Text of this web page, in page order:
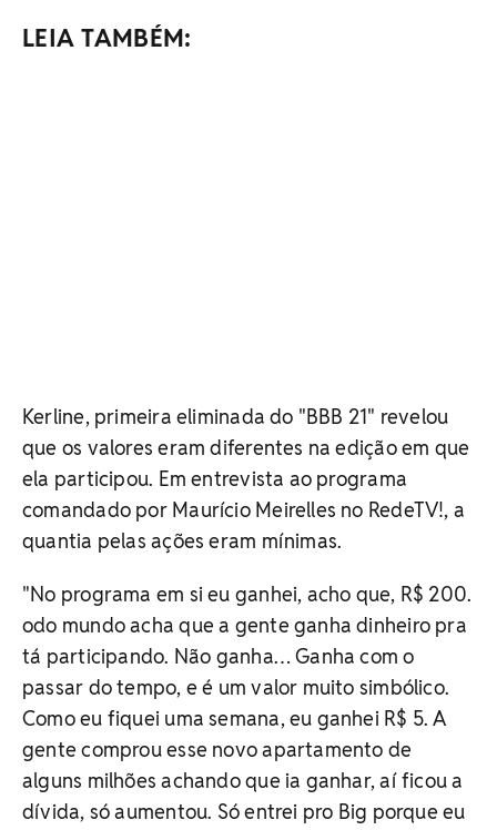
LEIA TAMBÉM:
Kerline, primeira eliminada do "BBB 21" revelou
que os valores eram diferentes na edição em que
ela participou. Em entrevista ao programa
comandado por Maurício Meirelles no RedeTV!, a
quantia pelas ações eram mínimas.
"No programa em si eu ganhei, acho que, R$ 200.
odo mundo acha que a gente ganha dinheiro pra
tá participando. Não ganha… Ganha com o
passar do tempo, e é um valor muito simbólico.
Como eu fiquei uma semana, eu ganhei R$ 5. A
gente comprou esse novo apartamento de
alguns milhões achando que ia ganhar, aí ficou a
dívida, só aumentou. Só entrei pro Big porque eu